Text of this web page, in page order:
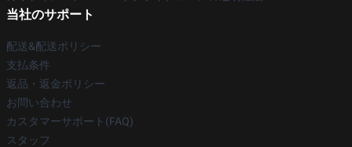
当社のサポート
配送&配送ポリシー
支払条件
返品・返金ポリシー
お問い合わせ
カスタマーサポート(FAQ)
スタッフ